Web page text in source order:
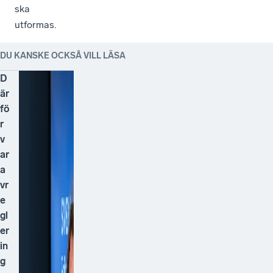
ska
utformas.
DU KANSKE OCKSÅ VILL LÄSA
D
är
fö
r
v
ar
a
vr
e
gl
er
in
g